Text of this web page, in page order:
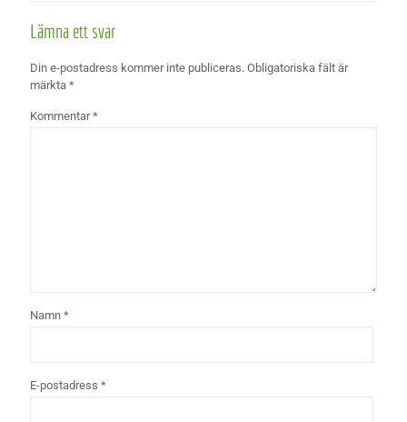
Lämna ett svar
Din e-postadress kommer inte publiceras. Obligatoriska fält är
märkta *
Kommentar*
Namn *
E-postadress *